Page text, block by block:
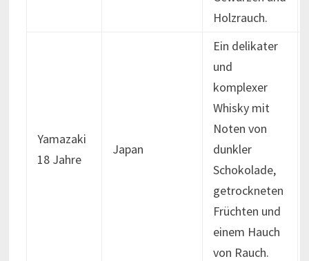
Holzrauch.
Yamazaki
18 Jahre
Japan
Ein delikater
und
komplexer
Whisky mit
Noten von
dunkler
Schokolade,
getrockneten
Früchten und
einem Hauch
von Rauch.